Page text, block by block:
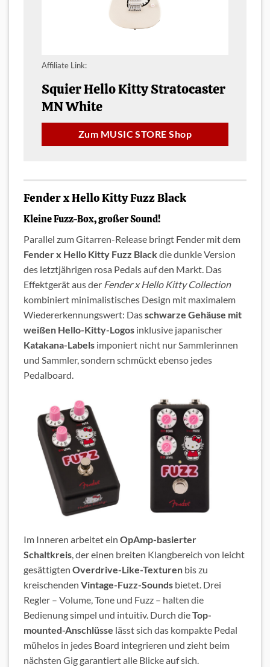
Affiliate Link:
Squier Hello Kitty Stratocaster
MN White
Zum MUSIC STORE Shop
Fender x Hello Kitty Fuzz Black
Kleine Fuzz-Box, großer Sound!
Parallel zum Gitarren-Release bringt Fender mit dem
Fender x Hello Kitty Fuzz Blackdie dunkle Version
des letztjährigen rosa Pedals auf den Markt. Das
Effektgerät aus der Fender x Hello Kitty Collection
kombiniert minimalistisches Design mit maximalem
Wiedererkennungswert: Dasschwarze Gehäuse mit
weißen Hello-Kitty-Logos inklusive japanischer
Katakana-Labels imponiert nicht nur Sammlerinnen
und Sammler, sondern schmückt ebenso jedes
Pedalboard.
Im Inneren arbeitet ein OpAmp-basierter
Schaltkreis, der einen breiten Klangbereich von leicht
gesättigten Overdrive-Like-Texturen bis zu
kreischenden Vintage-Fuzz-Sounds bietet. Drei
Regler – Volume, Tone und Fuzz – halten die
Bedienung simpel und intuitiv. Durch dieTop-
mounted-Anschlüsse lässt sich das kompakte Pedal
mühelos in jedes Board integrieren und zieht beim
nächsten Gig garantiert alle Blicke auf sich.